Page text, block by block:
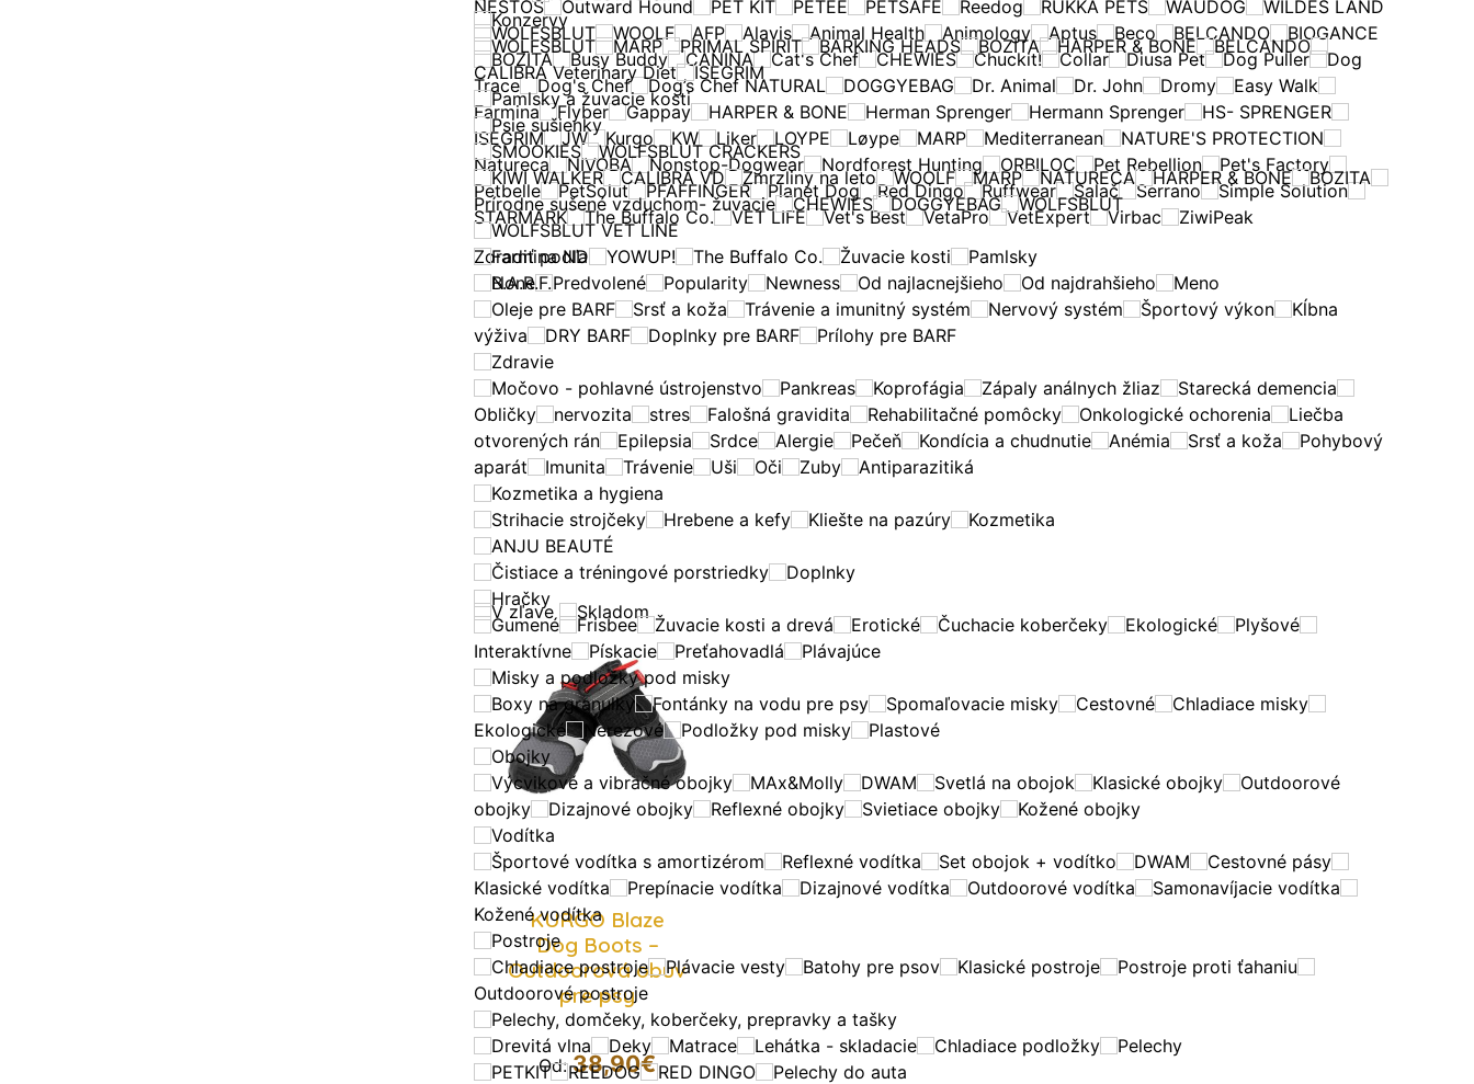
Konzervy
WOLFSBLUT
MARP PRIMAL SPIRIT BARKING HEADS BOZITA HARPER & BONE
BELCANDO
CALIBRA Veterinary Diet
ISEGRIM
Pamlsky a žuvacie kosti
Psie sušienky
SMOOKIES
WOLFSBLUT CRACKERS
KIWI WALKER
CALIBRA VD Zmrzliny na leto WOOLF MARP NATURECA HARPER & BONE
BOZITA
Prírodne sušené vzduchom- žuvacie
CHEWIES DOGGYEBAG
WOLFSBLUT
WOLFSBLUT VET LINE
Farmina ND
YOWUP! The Buffalo Co. Žuvacie kosti
Pamlsky
B.A.R.F.
Oleje pre BARF
Srsť a koža Trávenie a imunitný systém Nervový systém Športový výkon
Kĺbna
výživa
DRY BARF Doplnky pre BARF
Prílohy pre BARF
Zdravie
Močovo - pohlavné ústrojenstvo
Pankreas Koprofágia Zápaly análnych žliaz
Starecká demencia
Obličky
nervozita stres Falošná gravidita Rehabilitačné pomôcky Onkologické ochorenia
Liečba
otvorených rán
Epilepsia Srdce Alergie Pečeň Kondícia a chudnutie Anémia Srsť a koža
Pohybový
aparát
Imunita Trávenie Uši Oči Zuby
Antiparazitiká
Kozmetika a hygiena
Strihacie strojčeky
Hrebene a kefy Kliešte na pazúry
Kozmetika
ANJU BEAUTÉ
Čistiace a tréningové porstriedky
Doplnky
Hračky
Gumené
Frisbee Žuvacie kosti a drevá Erotické Čuchacie koberčeky Ekologické
Plyšové
Interaktívne
Pískacie Preťahovadlá
Plávajúce
Misky a podložky pod misky
Boxy na granulky
Fontánky na vodu pre psy Spomaľovacie misky Cestovné
Chladiace misky
Ekologické
Nerezové Podložky pod misky
Plastové
Obojky
Výcvikové a vibračné obojky
MAx&Molly DWAM Svetlá na obojok Klasické obojky
Outdoorové
obojky
Dizajnové obojky Reflexné obojky Svietiace obojky
Kožené obojky
Vodítka
Športové vodítka s amortizérom
Reflexné vodítka Set obojok + vodítko DWAM
Cestovné pásy
Klasické vodítka
Prepínacie vodítka Dizajnové vodítka Outdoorové vodítka
Samonavíjacie vodítka
Kožené vodítka
Postroje
Chladiace postroje
Plávacie vesty Batohy pre psov Klasické postroje
Postroje proti ťahaniu
Outdoorové postroje
Pelechy, domčeky, koberčeky, prepravky a tašky
Drevitá vlna
Deky Matrace Lehátka - skladacie Chladiace podložky
Pelechy
PETKIT
REEDOG RED DINGO
Pelechy do auta
NESTOS
Outward Hound PET KIT PETEE PETSAFE Reedog RUKKA PETS WAUDOG
WILDES LAND
WOLFSBLUT
WOOLF AFP Alavis Animal Health Animology Aptus Beco BELCANDO
BIOGANCE
BOZITA
Busy Buddy CANINA Cat's Chef CHEWIES Chuckit! Collar Diusa Pet Dog Puller
Dog
Trace
Dog's Chef Dog’s Chef NATURAL DOGGYEBAG Dr. Animal Dr. John Dromy
Easy Walk
Farmina
Flyber Gappay HARPER & BONE Herman Sprenger Hermann Sprenger
HS- SPRENGER
ISEGRIM
JW Kurgo KW Liker LOYPE Løype MARP Mediterranean
NATURE'S PROTECTION
Natureca
NIVOBA Nonstop-Dogwear Nordforest Hunting ORBILOC Pet Rebellion
Pet's Factory
Petbelle
PetSolut PFAFFINGER Planet Dog Red Dingo Ruffwear Salač Serrano
Simple Solution
STARMARK
The Buffalo Co. VET LIFE Vet's Best VetaPro VetExpert Virbac
ZiwiPeak
Zoradiť podľa
None
Predvolené Popularity Newness Od najlacnejšieho Od najdrahšieho Meno
V zľave Skladom
KURGO Blaze
Dog Boots –
Outdoorová obuv
pre psy
Od:38,90€